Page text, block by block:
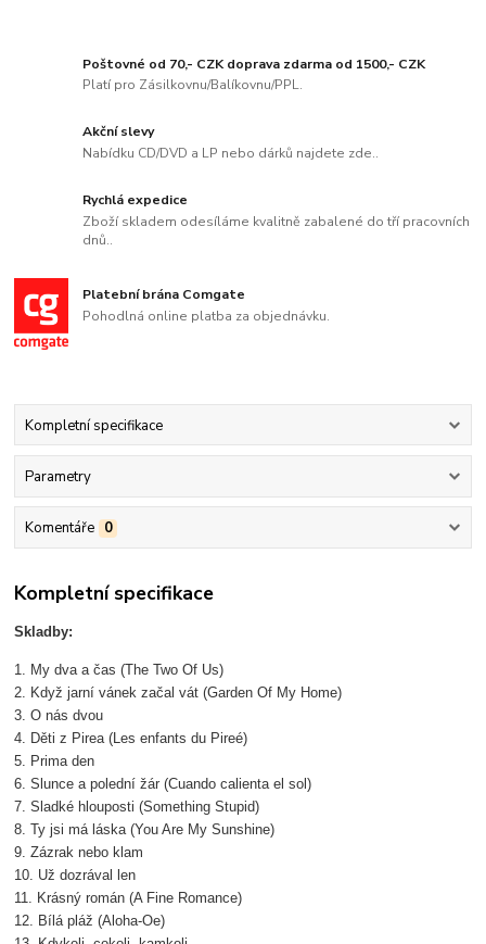
Poštovné od 70,- CZK doprava zdarma od 1500,- CZK
Platí pro Zásilkovnu/Balíkovnu/PPL.
Akční slevy
Nabídku CD/DVD a LP nebo dárků najdete zde..
Rychlá expedice
Zboží skladem odesíláme kvalitně zabalené do tří pracovních
dnů..
Platební brána Comgate
Pohodlná online platba za objednávku.
Kompletní specifikace
Parametry
Komentáře 0
Kompletní specifikace
Skladby:
1. My dva a čas (The Two Of Us)
2. Když jarní vánek začal vát (Garden Of My Home)
3. O nás dvou
4. Děti z Pirea (Les enfants du Pireé)
5. Prima den
6. Slunce a polední žár (Cuando calienta el sol)
7. Sladké hlouposti (Something Stupid)
8. Ty jsi má láska (You Are My Sunshine)
9. Zázrak nebo klam
10. Už dozrával len
11. Krásný román (A Fine Romance)
12. Bílá pláž (Aloha-Oe)